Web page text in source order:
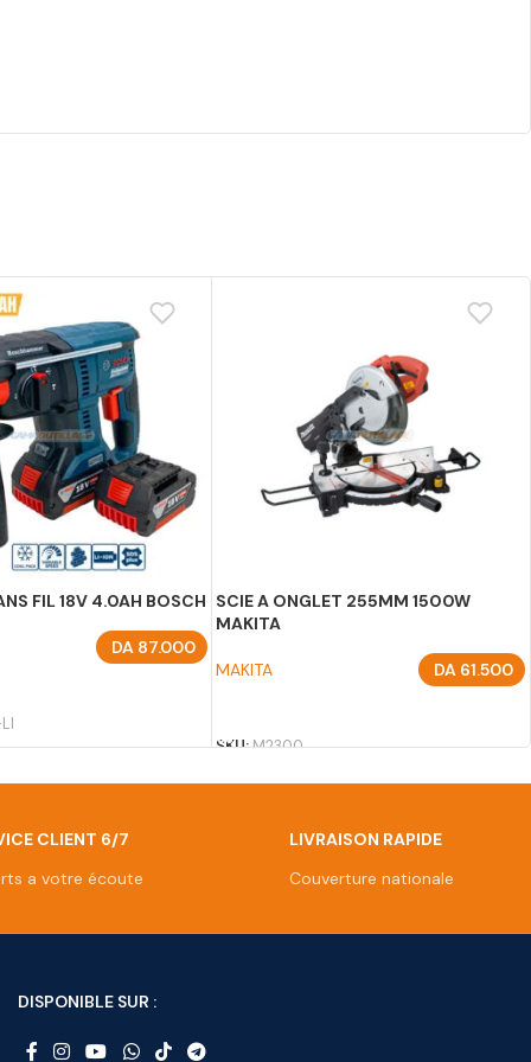
FIL 18V 4.0AH BOSCH
DA87.000
SCIE A ONGLET 255MM 1500W
MAKITA
MAKITA DA61.500
SKU:M2300
CLIENT 6/7
a votre écoute
LIVRAISON RAPIDE
Couverture nationale
DISPONIBLE SUR :